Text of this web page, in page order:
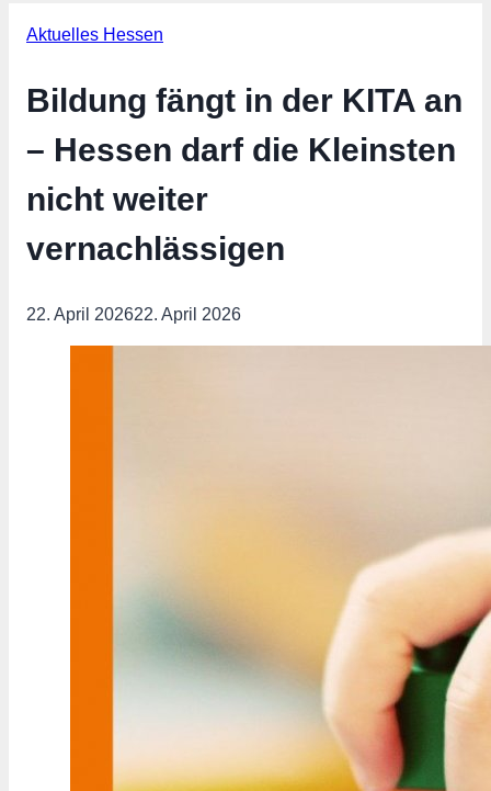
Aktuelles Hessen
Bildung fängt in der KITA an
– Hessen darf die Kleinsten
nicht weiter
vernachlässigen
22. April 202622. April 2026